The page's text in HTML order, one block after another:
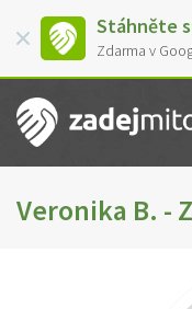
Stáhněte
Zdarma v
Veronika B. -